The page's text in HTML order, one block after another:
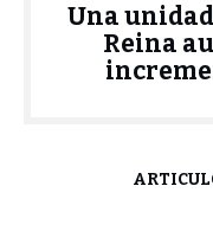
Una
Reina